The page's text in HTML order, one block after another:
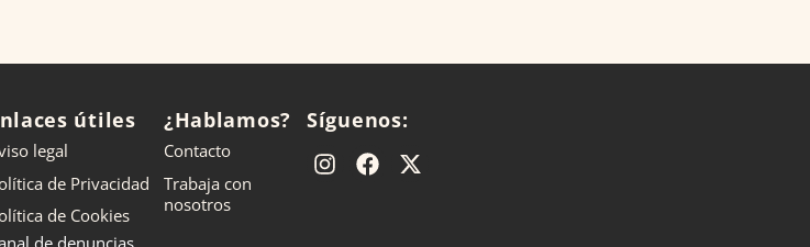
útiles
legal
de Privacidad
de Cookies
¿Hablamos?
Contacto
Trabaja con
nosotros
Síguenos: